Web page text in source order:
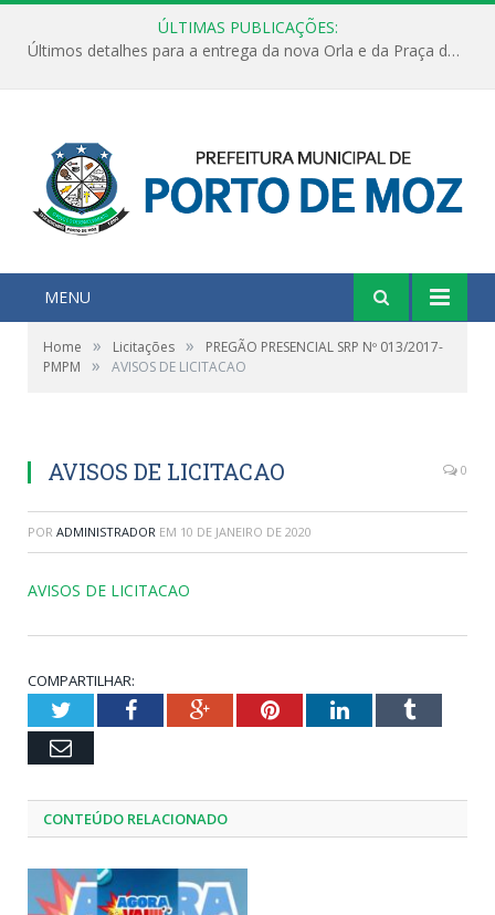
ÚLTIMAS PUBLICAÇÕES:
Últimos detalhes para a entrega da nova Orla e da Praça do Praião
MENU
Home » Licitações »
PREGÃO PRESENCIAL SRP Nº 013/2017-
PMPM
» AVISOS DE LICITACAO
AVISOS DE LICITACAO 0
POR ADMINISTRADOR EM 10 DE JANEIRO DE 2020
AVISOS DE LICITACAO
COMPARTILHAR:
TwitterFacebookGoogle+PinterestLinkedInTumblr
Email
CONTEÚDO RELACIONADO